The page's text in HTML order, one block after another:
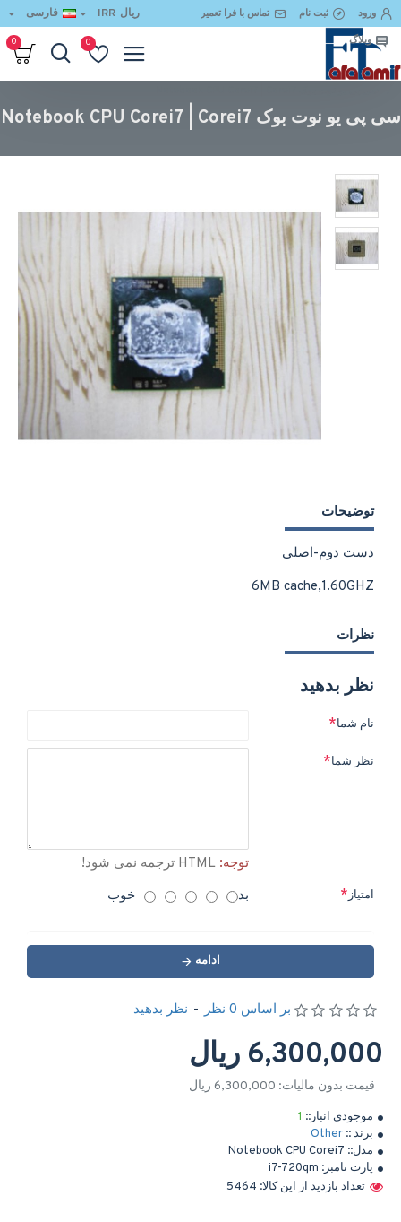
ورود ثبت نام تماس با فرا تعمیر
وبلاگ
ریال IRR فارسی
0
0
سی پی یو نوت بوک Notebook CPU Corei7 | Corei7
توضیحات
دست دوم-اصلی
6MB cache,1.60GHZ
نظرات
نظر بدهید
نام شما
نظر شما
توجه:
امتیاز بد خوب
ادامه
موجودی انبار:: 1
برند :: Other
مدل:: Notebook CPU Corei7
پارت نامبر: i7-720qm
تعداد بازدید از این کالا: 5464
بر اساس 0 نظر - نظر بدهید
6,300,000 ریال
قیمت بدون مالیات: 6,300,000 ریال